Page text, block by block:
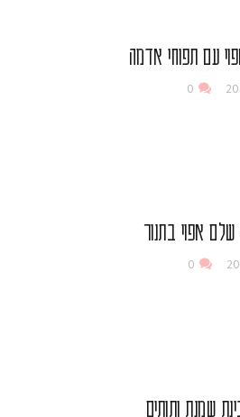
עם תפוחי אדמה
0
שלם אפוי בתנור
0
שמנת ותותים